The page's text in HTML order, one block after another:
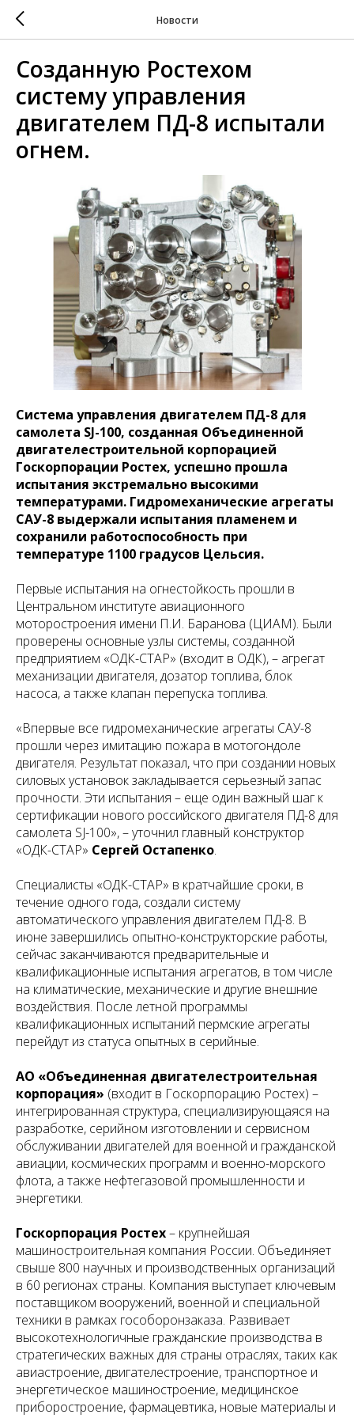
Новости
Созданную Ростехом
систему управления
двигателем ПД-8 испытали
огнем.
Система управления двигателем ПД-8 для
самолета SJ-100, созданная Объединенной
двигателестроительной корпорацией
Госкорпорации Ростех, успешно прошла
испытания экстремально высокими
температурами. Гидромеханические агрегаты
САУ-8 выдержали испытания пламенем и
сохранили работоспособность при
температуре 1100 градусов Цельсия.
Первые испытания на огнестойкость прошли в
Центральном институте авиационного
моторостроения имени П.И. Баранова (ЦИАМ). Были
проверены основные узлы системы, созданной
предприятием «ОДК-СТАР» (входит в ОДК), – агрегат
механизации двигателя, дозатор топлива, блок
насоса, а также клапан перепуска топлива.
«Впервые все гидромеханические агрегаты САУ-8
прошли через имитацию пожара в мотогондоле
двигателя. Результат показал, что при создании новых
силовых установок закладывается серьезный запас
прочности. Эти испытания – еще один важный шаг к
сертификации нового российского двигателя ПД-8 для
самолета SJ-100», – уточнил главный конструктор
«ОДК-СТАР» Сергей Остапенко.
Специалисты «ОДК-СТАР» в кратчайшие сроки, в
течение одного года, создали систему
автоматического управления двигателем ПД-8. В
июне завершились опытно-конструкторские работы,
сейчас заканчиваются предварительные и
квалификационные испытания агрегатов, в том числе
на климатические, механические и другие внешние
воздействия. После летной программы
квалификационных испытаний пермские агрегаты
перейдут из статуса опытных в серийные.
АО «Объединенная двигателестроительная
корпорация» (входит в Госкорпорацию Ростех) –
интегрированная структура, специализирующаяся на
разработке, серийном изготовлении и сервисном
обслуживании двигателей для военной и гражданской
авиации, космических программ и военно-морского
флота, а также нефтегазовой промышленности и
энергетики.
Госкорпорация Ростех– крупнейшая
машиностроительная компания России. Объединяет
свыше 800 научных и производственных организаций
в 60 регионах страны. Компания выступает ключевым
поставщиком вооружений, военной и специальной
техники в рамках гособоронзаказа. Развивает
высокотехнологичные гражданские производства в
стратегических важных для страны отраслях, таких как
авиастроение, двигателестроение, транспортное и
энергетическое машиностроение, медицинское
приборостроение, фармацевтика, новые материалы и